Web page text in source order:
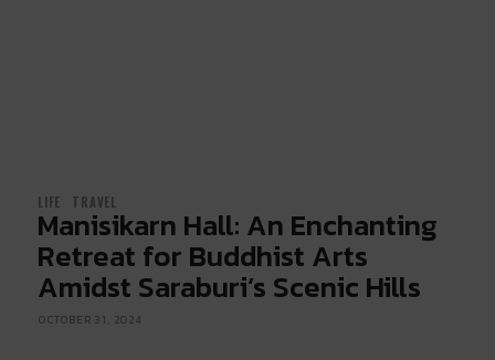
LIFE TRAVEL
Manisikarn Hall: An Enchanting
Retreat for Buddhist Arts
Amidst Saraburi’s Scenic Hills
OCTOBER 31, 2024